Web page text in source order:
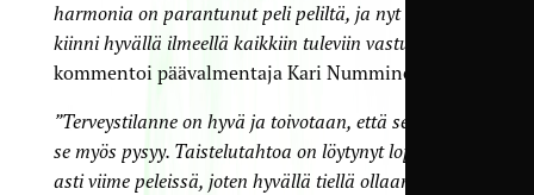
harmonia on parantunut peli peliltä, ja nyt isketään
kiinni hyvällä ilmeellä kaikkiin tuleviin vastustajiin”
kommentoi päävalmentaja Kari Numminen.
”Terveystilanne on hyvä ja toivotaan, että sellaisena
se myös pysyy. Taistelutahtoa on löytynyt loppuun
asti viime peleissä, joten hyvällä tiellä ollaan.”